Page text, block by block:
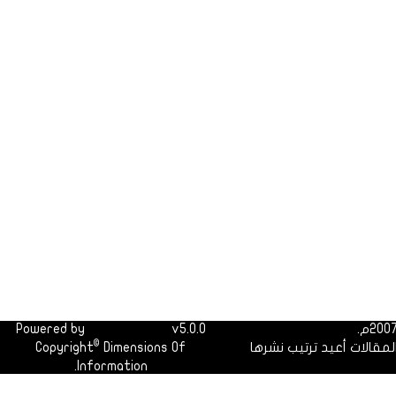
أعيد ترتيب نشرها
Powered by
v5.0.0
Copyright© Dimensions Of
Information.